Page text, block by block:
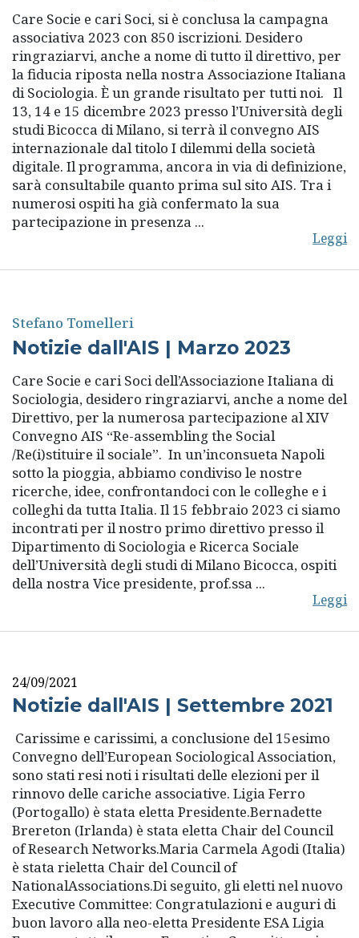
Care Socie e cari Soci, si è conclusa la campagna
associativa 2023 con 850 iscrizioni. Desidero
ringraziarvi, anche a nome di tutto il direttivo, per
la fiducia riposta nella nostra Associazione Italiana
di Sociologia. È un grande risultato per tutti noi. Il
13, 14 e 15 dicembre 2023 presso l’Università degli
studi Bicocca di Milano, si terrà il convegno AIS
internazionale dal titolo I dilemmi della società
digitale. Il programma, ancora in via di definizione,
sarà consultabile quanto prima sul sito AIS. Tra i
numerosi ospiti ha già confermato la sua
partecipazione in presenza ...
Leggi
Stefano Tomelleri
Notizie dall'AIS | Marzo 2023
Care Socie e cari Soci dell’Associazione Italiana di
Sociologia, desidero ringraziarvi, anche a nome del
Direttivo, per la numerosa partecipazione al XIV
Convegno AIS “Re-assembling the Social
/Re(i)stituire il sociale”. In un’inconsueta Napoli
sotto la pioggia, abbiamo condiviso le nostre
ricerche, idee, confrontandoci con le colleghe e i
colleghi da tutta Italia. Il 15 febbraio 2023 ci siamo
incontrati per il nostro primo direttivo presso il
Dipartimento di Sociologia e Ricerca Sociale
dell’Università degli studi di Milano Bicocca, ospiti
della nostra Vice presidente, prof.ssa ...
Leggi
24/09/2021
Notizie dall'AIS | Settembre 2021
Carissime e carissimi, a conclusione del 15esimo
Convegno dell’European Sociological Association,
sono stati resi noti i risultati delle elezioni per il
rinnovo delle cariche associative. Ligia Ferro
(Portogallo) è stata eletta Presidente.Bernadette
Brereton (Irlanda) è stata eletta Chair del Council
of Research Networks.Maria Carmela Agodi (Italia)
è stata rieletta Chair del Council of
NationalAssociations.Di seguito, gli eletti nel nuovo
Executive Committee: Congratulazioni e auguri di
buon lavoro alla neo-eletta Presidente ESA Ligia